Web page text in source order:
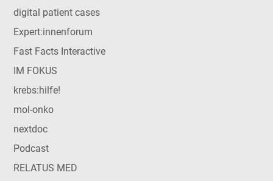
digital patient cases
Expert:innenforum
Fast Facts Interactive
IM FOKUS
krebs:hilfe!
mol-onko
nextdoc
Podcast
RELATUS MED